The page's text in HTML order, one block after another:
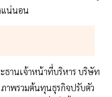
แน่นอน
ธานเจ้าหน้าที่บริหาร บริษัท
ภาพรวมต้นทุนธุรกิจปรับตัว